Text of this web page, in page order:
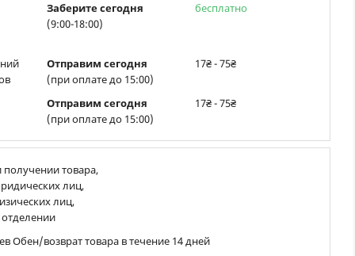
Заберите сегодня
(9:00-18:00)
бесплатно
Отправим сегодня
(при оплате до 15:00)
17₴ - 75₴
Отправим сегодня
(при оплате до 15:00)
17₴ - 75₴
товара,
лиц,
лиц,
Обен/возврат товара в течение 14 дней